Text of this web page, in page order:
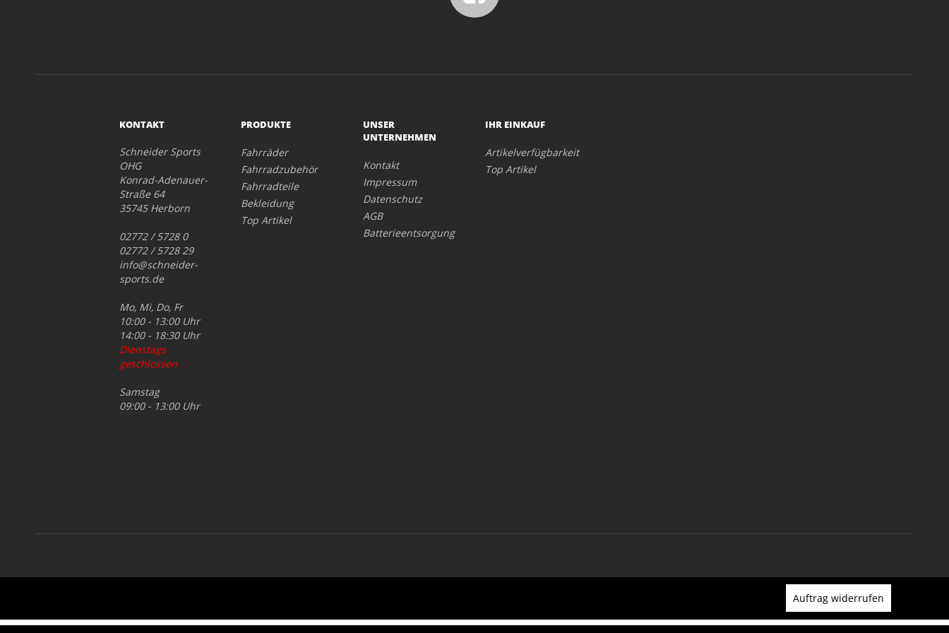
KONTAKT
Schneider Sports
OHG
Konrad-Adenauer-
Straße 64
35745 Herborn
02772 / 5728 0
02772 / 5728 29
info@schneider-
sports.de
Mo, Mi, Do, Fr
10:00 - 13:00 Uhr
14:00 - 18:30 Uhr
Dienstags
geschlossen
Samstag
09:00 - 13:00 Uhr
PRODUKTE
Fahrräder
Fahrradzubehör
Fahrradteile
Bekleidung
Top Artikel
UNSER
UNTERNEHMEN
Kontakt
Impressum
Datenschutz
AGB
Batterieentsorgung
IHR EINKAUF
Artikelverfügbarkeit
Top Artikel
Auftrag widerrufen